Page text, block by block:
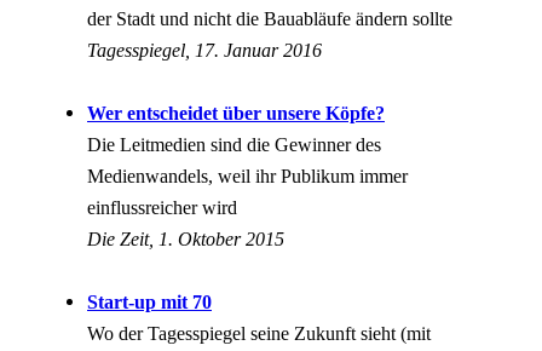
der Stadt und nicht die Bauabläufe ändern sollte
Tagesspiegel, 17. Januar 2016
Wer entscheidet über unsere Köpfe?
Die Leitmedien sind die Gewinner des
Medienwandels, weil ihr Publikum immer
einflussreicher wird
Die Zeit, 1. Oktober 2015
Start-up mit 70
Wo der Tagesspiegel seine Zukunft sieht (mit